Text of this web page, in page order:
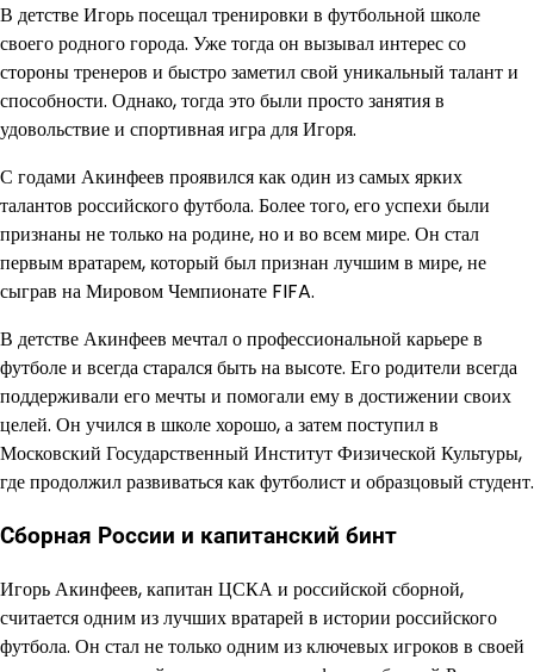
В детстве Игорь посещал тренировки в футбольной школе
своего родного города. Уже тогда он вызывал интерес со
стороны тренеров и быстро заметил свой уникальный талант и
способности. Однако, тогда это были просто занятия в
удовольствие и спортивная игра для Игоря.
С годами Акинфеев проявился как один из самых ярких
талантов российского футбола. Более того, его успехи были
признаны не только на родине, но и во всем мире. Он стал
первым вратарем, который был признан лучшим в мире, не
сыграв на Мировом Чемпионате FIFA.
В детстве Акинфеев мечтал о профессиональной карьере в
футболе и всегда старался быть на высоте. Его родители всегда
поддерживали его мечты и помогали ему в достижении своих
целей. Он учился в школе хорошо, а затем поступил в
Московский Государственный Институт Физической Культуры,
где продолжил развиваться как футболист и образцовый студент.
Сборная России и капитанский бинт
Игорь Акинфеев, капитан ЦСКА и российской сборной,
считается одним из лучших вратарей в истории российского
футбола. Он стал не только одним из ключевых игроков в своей